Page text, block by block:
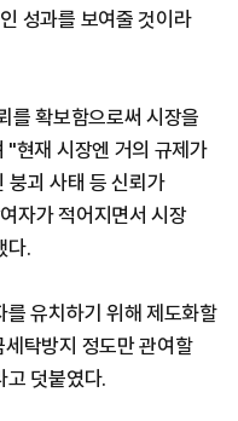
성과를 보여줄 것이라
를 확보함으로써 시장을
"현재 시장엔 거의 규제가
붕괴 사태 등 신뢰가
자가 적어지면서 시장
다.
유치하기 위해 제도화할
탁방지 정도만 관여할
고 덧붙였다.